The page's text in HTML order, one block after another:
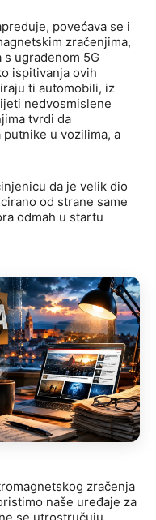
povećava se i
zračenjima,
ugrađenom 5G
ispitivanja ovih
ti automobili, iz
nedvosmislene
tvrdi da
u vozilima, a
da je velik dio
od strane same
odmah u startu
zračenja
naše uređaje za